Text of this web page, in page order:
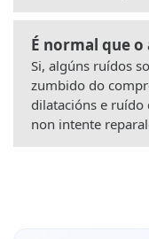
É normal que
Si, algúns ruídos
zumbido do
dilatacións e ruído
non intente